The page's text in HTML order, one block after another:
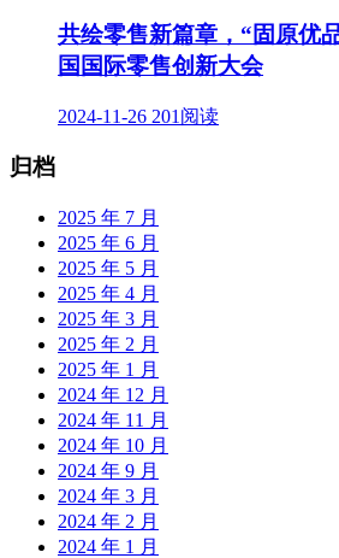
共绘零售新篇章，“固原优
国国际零售创新大会
2024-11-26 201阅读
归档
2025 年 7 月
2025 年 6 月
2025 年 5 月
2025 年 4 月
2025 年 3 月
2025 年 2 月
2025 年 1 月
2024 年 12 月
2024 年 11 月
2024 年 10 月
2024 年 9 月
2024 年 3 月
2024 年 2 月
2024 年 1 月